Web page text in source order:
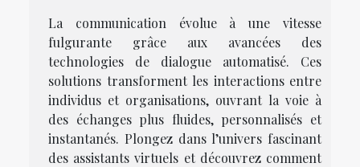
La communication évolue à une vitesse
fulgurante grâce aux avancées des
technologies de dialogue automatisé. Ces
solutions transforment les interactions entre
individus et organisations, ouvrant la voie à
des échanges plus fluides, personnalisés et
instantanés. Plongez dans l’univers fascinant
des assistants virtuels et découvrez comment